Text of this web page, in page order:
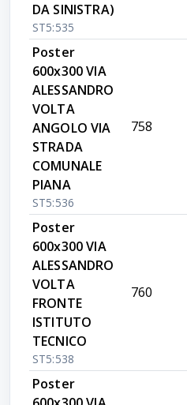
DA SINISTRA)
ST5:535
Poster
600x300 VIA
ALESSANDRO
VOLTA
ANGOLO VIA
STRADA
COMUNALE
PIANA
ST5:536
758
Poster
600x300 VIA
ALESSANDRO
VOLTA
FRONTE
ISTITUTO
TECNICO
ST5:538
760
Poster